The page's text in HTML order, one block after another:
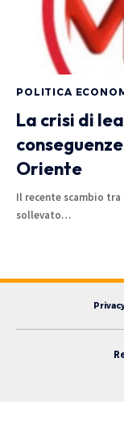
POLITICA
La crisi di
Oriente
Il recente scambio
sollevato…